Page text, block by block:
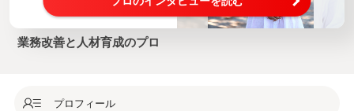
業務改善と人材育成のプロ
プロフィール